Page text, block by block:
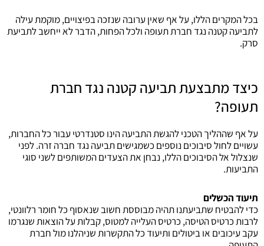
בכל המקרים הללו, על אף שאין ערובה שנזכה בפיצויים, מוקמת עילה
לתביעה קטנה נגד חברת תעופה ולכל הפחות, הדבר לא ייחשב לתביעת
סרק.
כיצד מתבצעת תביעה קטנה נגד חברת
תעופה?
על אף שההליך הטכני להגשת התביעה הינו סטנדרטי עבור כל החברות,
עשויים לחול סיבוכים נוספים כשמגישים תביעה נגד חברה זרה. לפני
שנצלול אל הסיבוכים הללו, נבחן את הצעדים המשותפים לשני סוגי
התביעות.
תיעוד הכשלים
כדי להבטיח שתביעתנו תהיה מבוססת חשוב שנאסוף כל חומר רלוונטי,
לרבות כרטיס הטיסה, כרטיס העלייה למטוס, קבלות על הוצאות שנגרמו
עקב עיכובים או ביטולים ותיעוד כל התקשרות שניהלנו מול חברת